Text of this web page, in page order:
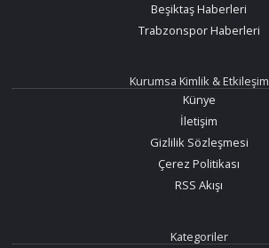
Beşiktaş Haberleri
Trabzonspor Haberleri
Kurumsa Kimlik & Etkileşim
Künye
İletişim
Gizlilik Sözleşmesi
Çerez Politikası
RSS Akışı
Kategoriler